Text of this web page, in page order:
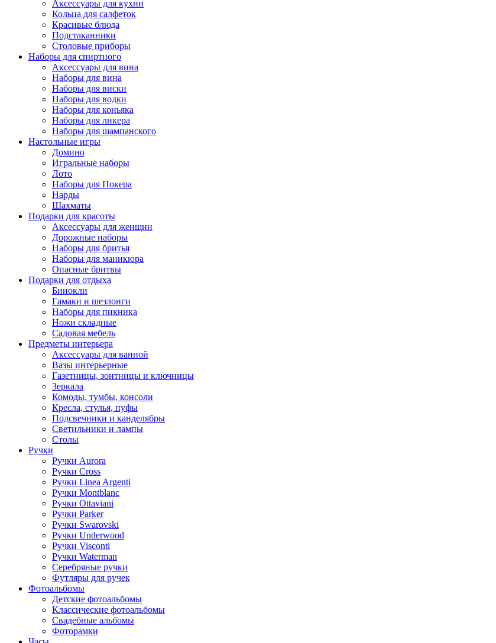
Аксессуары для кухни
Кольца для салфеток
Красивые блюда
Подстаканники
Столовые приборы
Наборы для спиртного
Аксессуары для вина
Наборы для вина
Наборы для виски
Наборы для водки
Наборы для коньяка
Наборы для ликера
Наборы для шампанского
Настольные игры
Домино
Игральные наборы
Лото
Наборы для Покера
Нарды
Шахматы
Подарки для красоты
Аксессуары для женщин
Дорожные наборы
Наборы для бритья
Наборы для маникюра
Опасные бритвы
Подарки для отдыха
Бинокли
Гамаки и шезлонги
Наборы для пикника
Ножи складные
Садовая мебель
Предметы интерьера
Аксессуары для ванной
Вазы интерьерные
Газетницы, зонтницы и ключницы
Зеркала
Комоды, тумбы, консоли
Кресла, стулья, пуфы
Подсвечники и канделябры
Светильники и лампы
Столы
Ручки
Ручки Aurora
Ручки Cross
Ручки Linea Argenti
Ручки Montblanc
Ручки Ottaviani
Ручки Parker
Ручки Swarovski
Ручки Underwood
Ручки Visconti
Ручки Waterman
Серебряные ручки
Футляры для ручек
Фотоальбомы
Детские фотоальбомы
Классические фотоальбомы
Свадебные альбомы
Фоторамки